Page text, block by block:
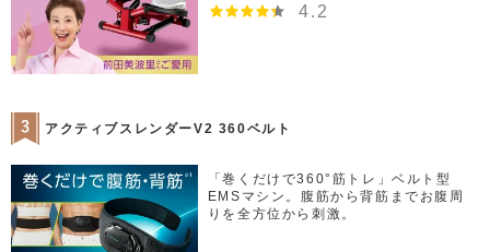
4.2
アクティブスレンダーV2 360ベルト
「巻くだけで360°筋トレ」ベルト型
EMSマシン。腹筋から背筋までお腹周
りを全方位から刺激。